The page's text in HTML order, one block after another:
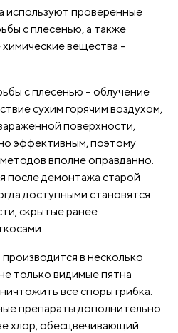
используют проверенные
с плесенью, а также
вещества –
с плесенью – облучение
сухим горячим воздухом,
поверхности,
эффективным, поэтому
вполне оправданно.
после демонтажа старой
доступными становятся
скрытые ранее
в несколько
только видимые пятна
все споры грибка.
препараты дополнительно
хлор, обесцвечивающий